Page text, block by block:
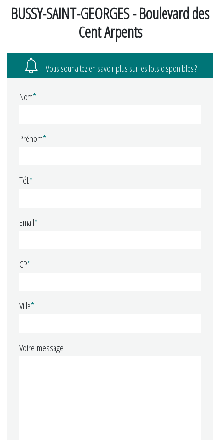
BUSSY-SAINT-GEORGES - Boulevard des
Cent Arpents
Vous souhaitez en savoir plus sur les lots disponibles ?
Nom*
Prénom*
Tél.*
Email*
CP*
Ville*
Votre message